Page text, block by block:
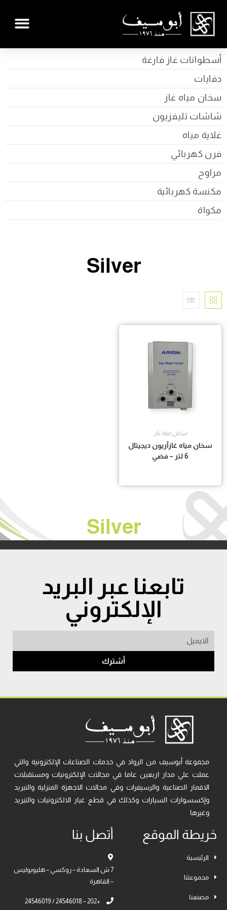
أسطوانات غاز فارغة
دفايات
سخان مياه غاز
شاشات تليفزيون
غلاية مياه
فرن كهربائي
مراوح
مكنسة كهربائية
مكواة
Silver
سخان مياه غاز
سخان مياه غازآريون ديجيتال
6 لتر – فضي
Silver
تابعنا عبر البريد
الإلكتروني
أشترك
مجموعة أبوسيف من الرواد في خدمات الصناعات الإلكترونية والتي
عملت علي مدار اربعين عاما في مجالات الإلكترونيات ومستقبلات
الاقمار الصناعية والرسيفرات وفي مجالات الاجهزة المنزلية والتبريد
وإكسسوارات السيارات وكذلك في قطع غيار الالكترونيات والتبريد
وغيرها
خريطة الموقع
الرئيسية
مجموعتنا
مصنعنا
أتصل بنا
7 ش السعادة – روكسي – هليوبوليس
– القاهرة
+202 – 24546018 / 24546019